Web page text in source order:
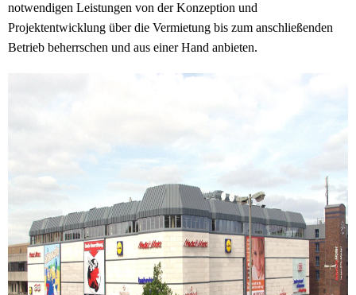
notwendigen Leistungen von der Konzeption und
Projektentwicklung über die Vermietung bis zum anschließenden
Betrieb beherrschen und aus einer Hand anbieten.